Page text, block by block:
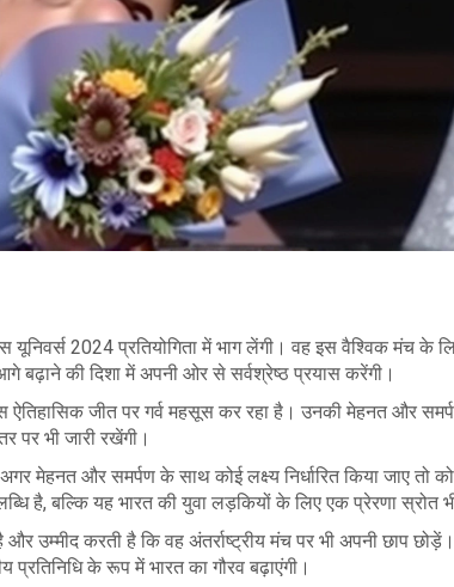
यूनिवर्स 2024 प्रतियोगिता में भाग लेंगी। वह इस वैश्विक मंच के
बढ़ाने की दिशा में अपनी ओर से सर्वश्रेष्ठ प्रयास करेंगी।
जीत पर गर्व महसूस कर रहा है। उनकी मेहनत और
पर भी जारी रखेंगी।
मेहनत और समर्पण के साथ कोई लक्ष्य निर्धारित किया जाए तो
है, बल्कि यह भारत की युवा लड़कियों के लिए एक प्रेरणा स्रोत
और उम्मीद करती है कि वह अंतर्राष्ट्रीय मंच पर भी अपनी छाप
के रूप में भारत का गौरव बढ़ाएंगी।